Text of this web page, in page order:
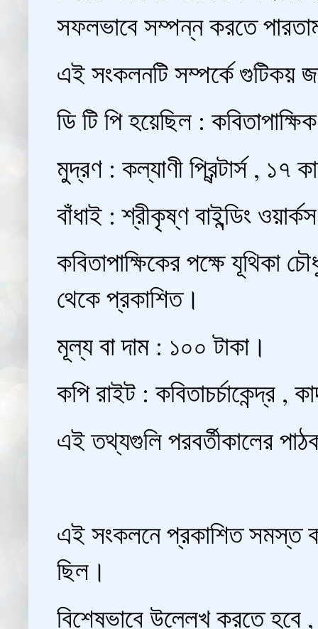
সফলভাবে সম্পন্ন করতে
এই সংকলনটি সম্পর্কে গুটিকয়
ডি টি পি হয়েছিল :
মুদ্রণ : কল্যাণী প্রিন্টার্স , ১৭
বাঁধাই : শ্রীকৃষ্ণ বাইন্ডিং
কবিতাপাক্ষিকের পক্ষে যূথিকা
থেকে প্রকাশিত।
মূল্য বা দাম : ১০০ টাকা।
কপি রাইট : কবিতাচর্চাকেন্দ্র ,
এই তথ্যগুলি পরবর্তীকালের
এই সংকলনে প্রকাশিত সমস্ত
ছিল।
বিশেষভাবে উল্লেখ করতে হবে